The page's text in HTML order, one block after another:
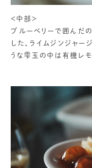
＜中部＞
ブルーベリーで囲んだ
した、ライムジンジャー
うな雫玉の中は有機レ